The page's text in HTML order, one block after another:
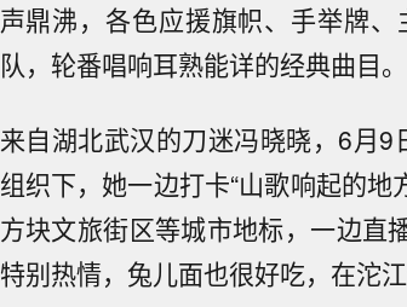
声鼎沸，各色应援旗帜、手举牌
队，轮番唱响耳熟能详的经典曲目。
来自湖北武汉的刀迷冯晓晓，6月
组织下，她一边打卡“山歌响起的
方块文旅街区等城市地标，一边直
特别热情，兔儿面也很好吃，在沱